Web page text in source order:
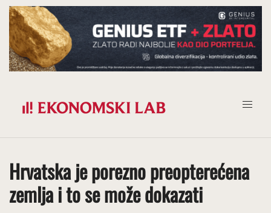
Prijeđi
na
sadržaj
Hrvatska je porezno preopterećena
zemlja i to se može dokazati